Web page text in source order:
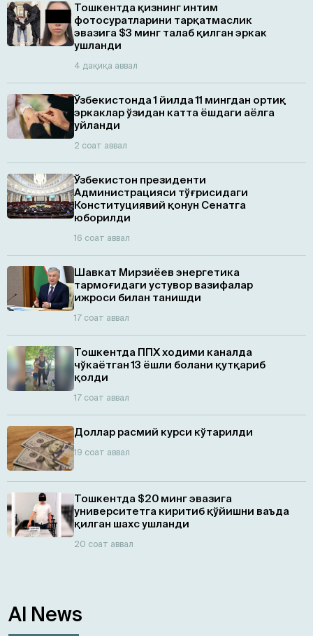
Тошкентда қизнинг интим
фотосуратларини тарқатмаслик
эвазига $3 минг талаб қилган эркак
ушланди
4 дақиқа аввал
Ўзбекистонда 1 йилда 11 мингдан ортиқ
эркаклар ўзидан катта ёшдаги аёлга
уйланди
2 соат аввал
Ўзбекистон президенти
Администрацияси тўғрисидаги
Конституциявий қонун Сенатга
юборилди
16 соат аввал
Шавкат Мирзиёев энергетика
тармоғидаги устувор вазифалар
ижроси билан танишди
17 соат аввал
Тошкентда ППХ ходими каналда
чўкаётган 13 ёшли болани қутқариб
қолди
17 соат аввал
Доллар расмий курси кўтарилди
19 соат аввал
Тошкентда $20 минг эвазига
университетга киритиб қўйишни ваъда
қилган шахс ушланди
20 соат аввал
AI News